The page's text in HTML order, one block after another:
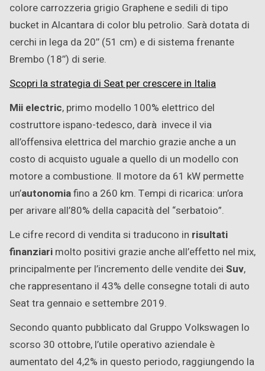
colore carrozzeria grigio Graphene e sedili di tipo
bucket in Alcantara di color blu petrolio. Sarà dotata di
cerchi in lega da 20’’ (51 cm) e di sistema frenante
Brembo (18’’) di serie.
Scopri la strategia di Seat per crescere in Italia
Mii electric, primo modello 100% elettrico del
costruttore ispano-tedesco, darà invece il via
all’offensiva elettrica del marchio grazie anche a un
costo di acquisto uguale a quello di un modello con
motore a combustione. Il motore da 61 kW permette
un’autonomiafino a 260 km. Tempi di ricarica: un’ora
per arivare all’80% della capacità del “serbatoio”.
Le cifre record di vendita si traducono in risultati
finanziari molto positivi grazie anche all’effetto nel mix,
principalmente per l’incremento delle vendite dei Suv,
che rappresentano il 43% delle consegne totali di auto
Seat tra gennaio e settembre 2019.
Secondo quanto pubblicato dal Gruppo Volkswagen lo
scorso 30 ottobre, l’utile operativo aziendale è
aumentato del 4,2% in questo periodo, raggiungendo la